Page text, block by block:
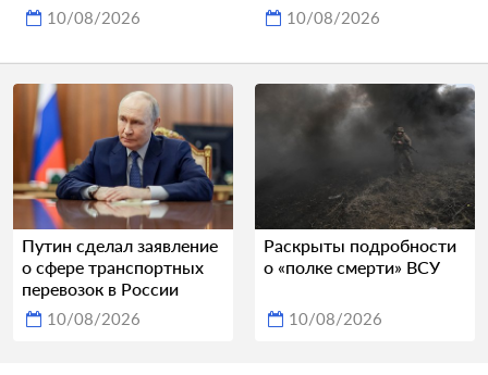
10/08/2026 10/08/2026
Путин сделал заявление
о сфере транспортных
перевозок в России
10/08/2026
Раскрыты подробности
о «полке смерти» ВСУ
10/08/2026